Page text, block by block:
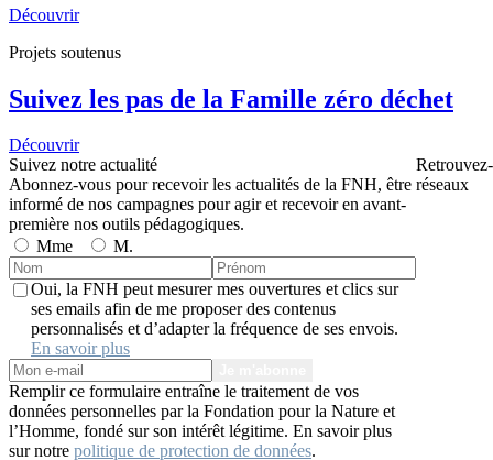
Découvrir
Projets soutenus
Suivez les pas de la Famille zéro déchet
Découvrir
Suivez notre actualité
Abonnez-vous pour recevoir les actualités de la FNH, être
informé de nos campagnes pour agir et recevoir en avant-
première nos outils pédagogiques.
Mme
M.
Oui, la FNH peut mesurer mes ouvertures et clics sur
ses emails afin de me proposer des contenus
personnalisés et d’adapter la fréquence de ses envois.
En savoir plus
Remplir ce formulaire entraîne le traitement de vos
données personnelles par la Fondation pour la Nature et
l’Homme, fondé sur son intérêt légitime. En savoir plus
sur notre politique de protection de données.
réseaux